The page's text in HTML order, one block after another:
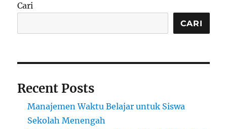
di
Modal
Cari
CARI
Recent Posts
Manajemen Waktu Belajar untuk Siswa
Sekolah Menengah